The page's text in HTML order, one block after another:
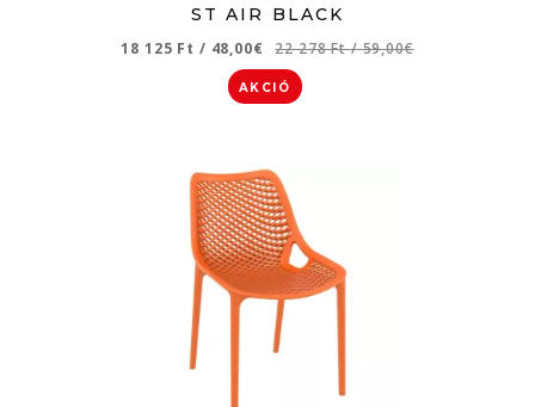
ST AIR BLACK
18 125 Ft / 48,00€ 22 278 Ft/ 59,00€
AKCIÓ